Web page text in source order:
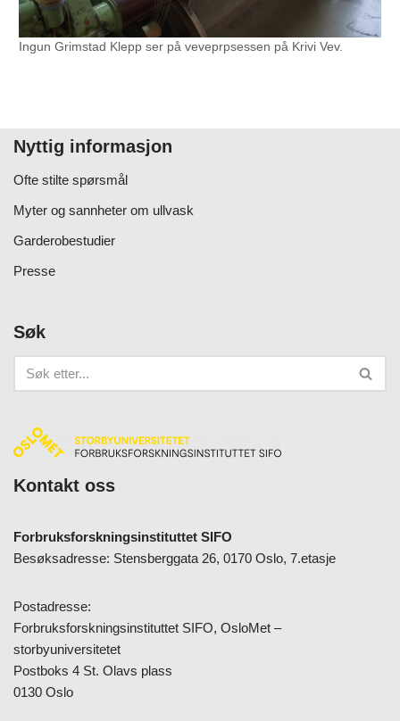
Ingun Grimstad Klepp ser på veveprpsessen på Krivi Vev.
Nyttig informasjon
Ofte stilte spørsmål
Myter og sannheter om ullvask
Garderobestudier
Presse
Søk
Kontakt oss
Forbruksforskningsinstituttet SIFO
Besøksadresse: Stensberggata 26, 0170 Oslo, 7.etasje
Postadresse:
Forbruksforskningsinstituttet SIFO, OsloMet –
storbyuniversitetet
Postboks 4 St. Olavs plass
0130 Oslo